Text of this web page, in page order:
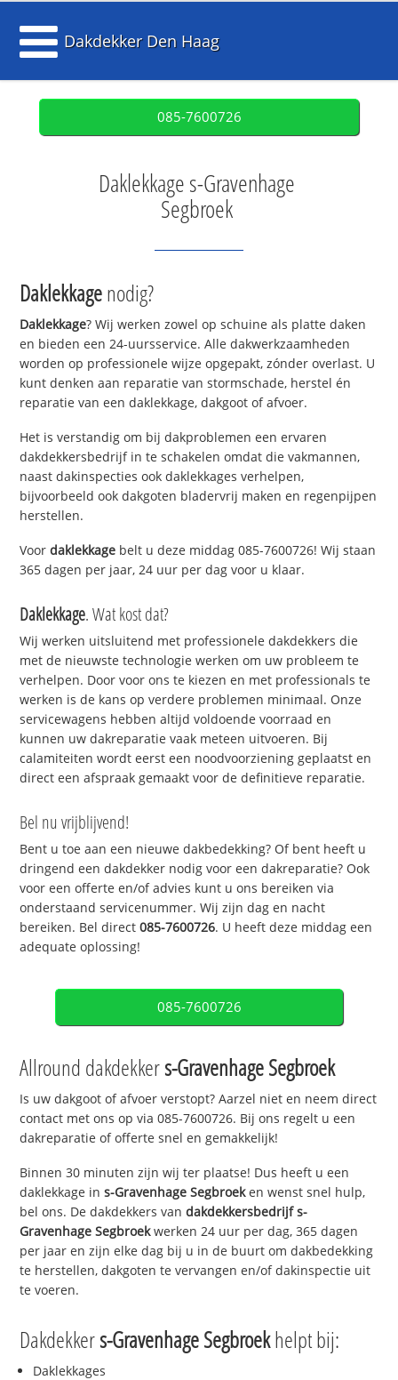
Dakdekker Den Haag
085-7600726
Daklekkage s-Gravenhage
Segbroek
Daklekkagenodig?
Daklekkage? Wij werken zowel op schuine als platte daken
en bieden een 24-uursservice. Alle dakwerkzaamheden
worden op professionele wijze opgepakt, zónder overlast. U
kunt denken aan reparatie van stormschade, herstel én
reparatie van een daklekkage, dakgoot of afvoer.
Het is verstandig om bij dakproblemen een ervaren
dakdekkersbedrijf in te schakelen omdat die vakmannen,
naast dakinspecties ook daklekkages verhelpen,
bijvoorbeeld ook dakgoten bladervrij maken en regenpijpen
herstellen.
Voordaklekkage belt u deze middag 085-7600726! Wij staan
365 dagen per jaar, 24 uur per dag voor u klaar.
Daklekkage. Wat kost dat?
Wij werken uitsluitend met professionele dakdekkers die
met de nieuwste technologie werken om uw probleem te
verhelpen. Door voor ons te kiezen en met professionals te
werken is de kans op verdere problemen minimaal. Onze
servicewagens hebben altijd voldoende voorraad en
kunnen uw dakreparatie vaak meteen uitvoeren. Bij
calamiteiten wordt eerst een noodvoorziening geplaatst en
direct een afspraak gemaakt voor de definitieve reparatie.
Bel nu vrijblijvend!
Bent u toe aan een nieuwe dakbedekking? Of bent heeft u
dringend een dakdekker nodig voor een dakreparatie? Ook
voor een offerte en/of advies kunt u ons bereiken via
onderstaand servicenummer. Wij zijn dag en nacht
bereiken. Bel direct085-7600726. U heeft deze middag een
adequate oplossing!
085-7600726
Allround dakdekkers-Gravenhage Segbroek
Is uw dakgoot of afvoer verstopt? Aarzel niet en neem direct
contact met ons op via 085-7600726. Bij ons regelt u een
dakreparatie of offerte snel en gemakkelijk!
Binnen 30 minuten zijn wij ter plaatse! Dus heeft u een
daklekkage ins-Gravenhage Segbroeken wenst snel hulp,
bel ons. De dakdekkers vandakdekkersbedrijfs-
Gravenhage Segbroek werken 24 uur per dag, 365 dagen
per jaar en zijn elke dag bij u in de buurt om dakbedekking
te herstellen, dakgoten te vervangen en/of dakinspectie uit
te voeren.
Dakdekkers-Gravenhage Segbroekhelpt bij:
Daklekkages